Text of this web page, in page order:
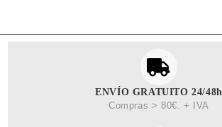
ENVÍO GRATUITO 24/48h
Compras > 80€. + IVA